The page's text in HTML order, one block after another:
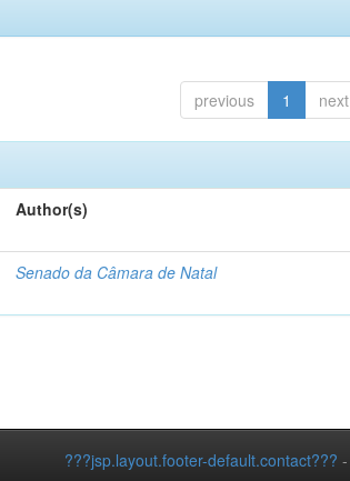
previous 1 next
Author(s)
Senado da Câmara de Natal
???jsp.layout.footer-default.contact??? -